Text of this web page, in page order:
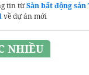
tin từSàn bất động sản
về dự án mới
NHIỀU